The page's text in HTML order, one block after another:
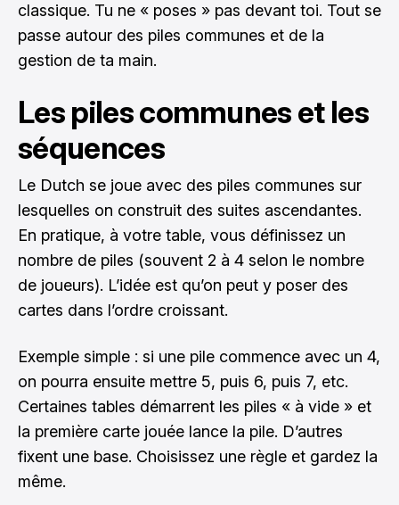
classique. Tu ne « poses » pas devant toi. Tout se
passe autour des piles communes et de la
gestion de ta main.
Les piles communes et les
séquences
Le Dutch se joue avec des piles communes sur
lesquelles on construit des suites ascendantes.
En pratique, à votre table, vous définissez un
nombre de piles (souvent 2 à 4 selon le nombre
de joueurs). L’idée est qu’on peut y poser des
cartes dans l’ordre croissant.
Exemple simple : si une pile commence avec un 4,
on pourra ensuite mettre 5, puis 6, puis 7, etc.
Certaines tables démarrent les piles « à vide » et
la première carte jouée lance la pile. D’autres
fixent une base. Choisissez une règle et gardez la
même.